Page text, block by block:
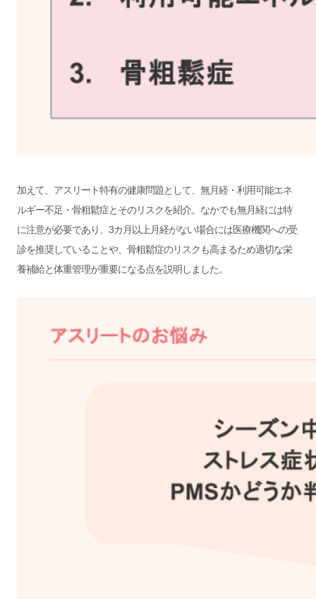
加えて、アスリート特有の健康問題として、無月経・利用可能エネ
ルギー不足・骨粗鬆症とそのリスクを紹介。なかでも無月経には特
に注意が必要であり、3カ月以上月経がない場合には医療機関への受
診を推奨していることや、骨粗鬆症のリスクも高まるため適切な栄
養補給と体重管理が重要になる点を説明しました。